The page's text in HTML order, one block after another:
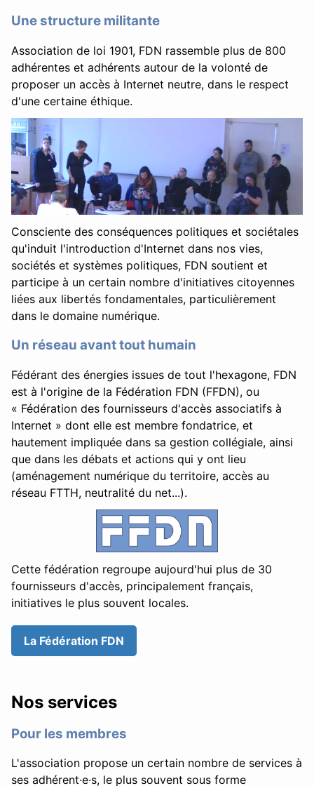
Une structure militante
Association de loi 1901, FDN rassemble plus de 800
adhérentes et adhérents autour de la volonté de
proposer un accès à Internet neutre, dans le respect
d'une certaine éthique.
Consciente des conséquences politiques et sociétales
qu'induit l'introduction d'Internet dans nos vies,
sociétés et systèmes politiques, FDN soutient et
participe à un certain nombre d'initiatives citoyennes
liées aux libertés fondamentales, particulièrement
dans le domaine numérique.
Un réseau avant tout humain
Fédérant des énergies issues de tout l'hexagone, FDN
est à l'origine de la Fédération FDN (FFDN), ou
« Fédération des fournisseurs d'accès associatifs à
Internet » dont elle est membre fondatrice, et
hautement impliquée dans sa gestion collégiale, ainsi
que dans les débats et actions qui y ont lieu
(aménagement numérique du territoire, accès au
réseau FTTH, neutralité du net...).
Cette fédération regroupe aujourd'hui plus de 30
fournisseurs d'accès, principalement français,
initiatives le plus souvent locales.
La Fédération FDN
Nos services
Pour les membres
L'association propose un certain nombre de services à
ses adhérent·e·s, le plus souvent sous forme